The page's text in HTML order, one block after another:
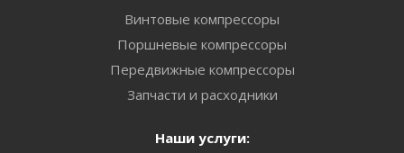
Винтовые компрессоры
Поршневые компрессоры
Передвижные компрессоры
Запчасти и расходники
Наши услуги: